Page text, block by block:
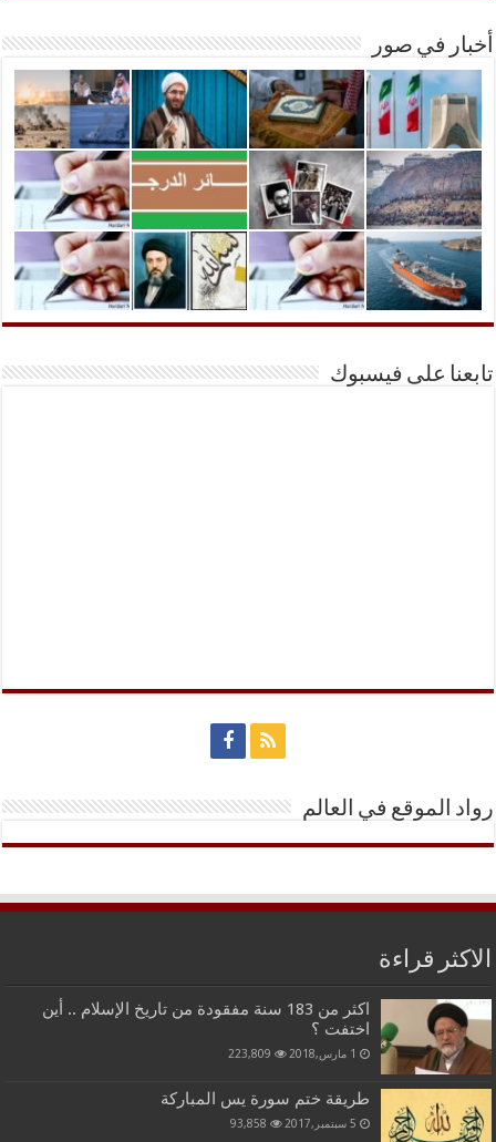
أخبار في صور
تابعنا على فيسبوك
رواد الموقع في العالم
الاكثر قراءة
اكثر من 183 سنة مفقودة من تاريخ الإسلام .. أين
اختفت ؟
1 مارس,2018 223,809
طريقة ختم سورة يس المباركة
5 سبتمبر,2017 93,858